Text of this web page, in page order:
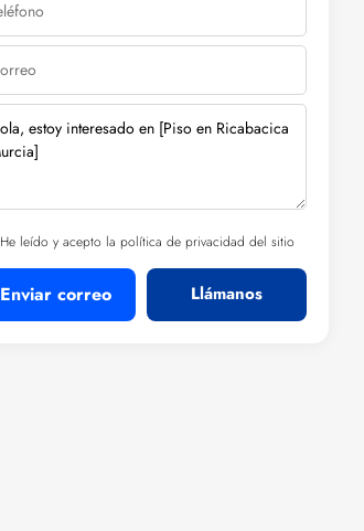
He leído y acepto la política de privacidad del sitio
Enviar correo Llámanos